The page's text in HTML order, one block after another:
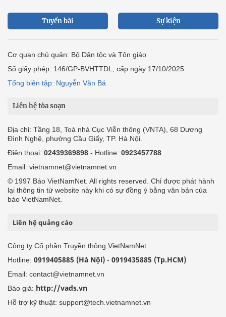
Tuyến bài Sự kiện
Cơ quan chủ quản: Bộ Dân tộc và Tôn giáo
Số giấy phép: 146/GP-BVHTTDL, cấp ngày 17/10/2025
Tổng biên tập: Nguyễn Văn Bá
Liên hệ tòa soạn
Địa chỉ: Tầng 18, Toà nhà Cục Viễn thông (VNTA), 68 Dương
Đình Nghệ, phường Cầu Giấy, TP. Hà Nội.
Điện thoại: 02439369898 - Hotline: 0923457788
Email: vietnamnet@vietnamnet.vn
© 1997 Báo VietNamNet. All rights reserved. Chỉ được phát hành
lại thông tin từ website này khi có sự đồng ý bằng văn bản của
báo VietNamNet.
Liên hệ quảng cáo
Công ty Cổ phần Truyền thông VietNamNet
Hotline: 0919405885 (Hà Nội) - 0919435885 (Tp.HCM)
Email: contact@vietnamnet.vn
Báo giá: http://vads.vn
Hỗ trợ kỹ thuật: support@tech.vietnamnet.vn